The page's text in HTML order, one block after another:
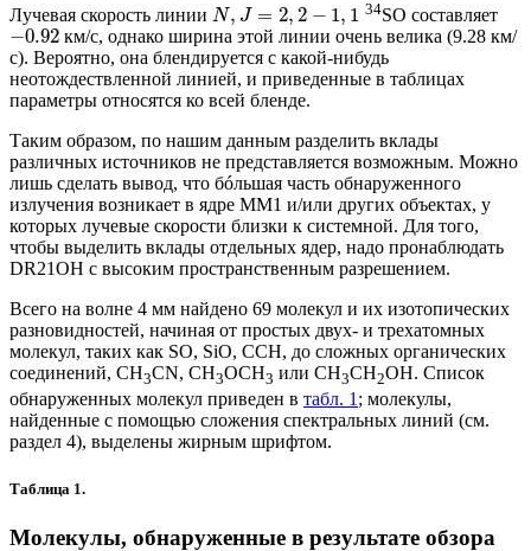
Лучевая скорость линии N, J = 2, 2 − 1, 1 34SO составляет
−0.92 км/с, однако ширина этой линии очень велика (9.28 км/
с). Вероятно, она блендируется с какой-нибудь
неотождествленной линией, и приведенные в таблицах
параметры относятся ко всей бленде.
Таким образом, по нашим данным разделить вклады
различных источников не представляется возможным. Можно
лишь сделать вывод, что бóльшая часть обнаруженного
излучения возникает в ядре ММ1 и/или других объектах, у
которых лучевые скорости близки к системной. Для того,
чтобы выделить вклады отдельных ядер, надо пронаблюдать
DR21OH с высоким пространственным разрешением.
Всего на волне 4 мм найдено 69 молекул и их изотопических
разновидностей, начиная от простых двух- и трехатомных
молекул, таких как SO, SiO, CCH, до сложных органических
соединений, CH3CN, CH3OCH3 или CH3CH2OH. Список
обнаруженных молекул приведен в табл. 1; молекулы,
найденные с помощью сложения спектральных линий (см.
раздел 4), выделены жирным шрифтом.
Таблица 1.
Молекулы, обнаруженные в результате обзора